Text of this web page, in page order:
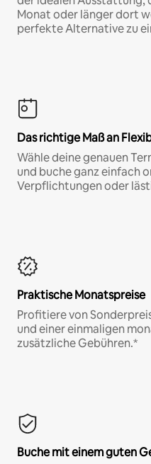
Monat oder länger dort
perfekte Alternative zu
Das richtige Maß an
Wähle deine genauen
und buche ganz einfach
Verpflichtungen oder
Praktische Monatspreise
Profitiere von
und einer einmaligen
zusätzliche Gebühren.*
Buche mit einem guten